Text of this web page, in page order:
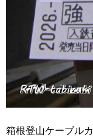
箱根登山ケーブル